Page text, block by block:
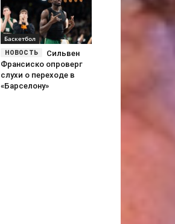
Баскетбол
Сильвен
Франсиско опроверг
слухи о переходе в
«Барселону»